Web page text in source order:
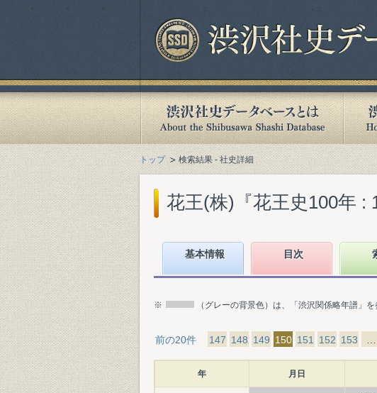
トップ 検索結果 - 社史詳細
花王(株)『花王史100年 :
基本情報 目次
※ （グレーの背景色）は、「渋沢関係略年譜」
前の20件 147 148 149 150 151 152 153
年 月日